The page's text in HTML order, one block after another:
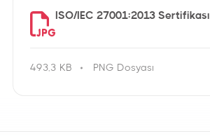
ISO/IEC 27001:2013 Sertifikası
493,3 KB PNG Dosyası